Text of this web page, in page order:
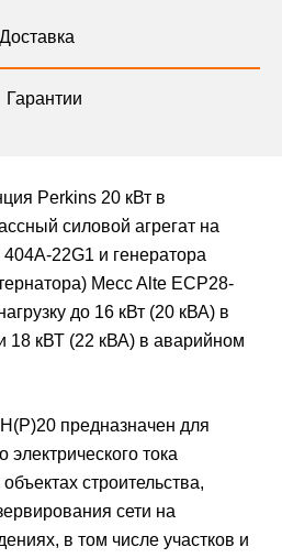
Доставка
Гарантии
Perkins 20 кВт в
силовой агрегат на
22G1 и генератора
Mecc Alte ЕСР28-
до 16 кВт (20 кВА) в
18 кВТ (22 кВА) в аварийном
предназначен для
тока
строительства,
сети на
в том числе участков и